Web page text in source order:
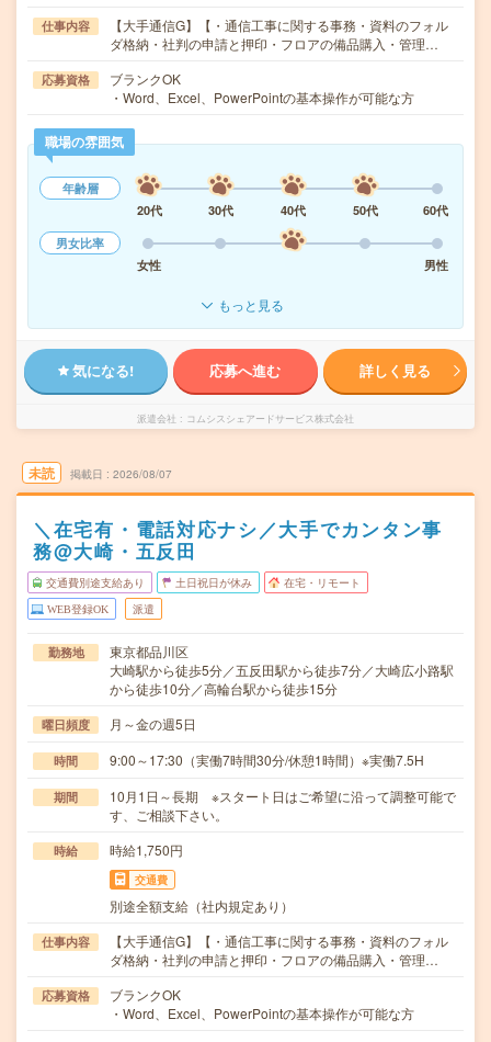
仕事内容
【大手通信G】【・通信工事に関する事務・資料のフォル
ダ格納・社判の申請と押印・フロアの備品購入・管理…
応募資格
ブランクOK
・Word、Excel、PowerPointの基本操作が可能な方
職場の雰囲気
年齢層
20代
30代 40代 50代
60代
男女比率
女性
男性
もっと見る
気になる! 応募へ進む 詳しく見る
派遣会社 コムシスシェアードサービス株式会社
未読 掲載日 2026/08/07
＼在宅有・電話対応ナシ／大手でカンタン事
務@大崎・五反田
交通費別途支給あり 土日祝日が休み 在宅・リモート
WEB登録OK 派遣
勤務地
東京都品川区
大崎駅から徒歩5分／五反田駅から徒歩7分／大崎広小路駅
から徒歩10分／高輪台駅から徒歩15分
曜日頻度 月～金の週5日
時間 9:00～17:30（実働7時間30分/休憩1時間）※実働7.5H
期間
10月1日～長期 ※スタート日はご希望に沿って調整可能で
す、ご相談下さい。
時給 時給1,750円
交通費
別途全額支給（社内規定あり）
仕事内容
【大手通信G】【・通信工事に関する事務・資料のフォル
ダ格納・社判の申請と押印・フロアの備品購入・管理…
応募資格
ブランクOK
・Word、Excel、PowerPointの基本操作が可能な方